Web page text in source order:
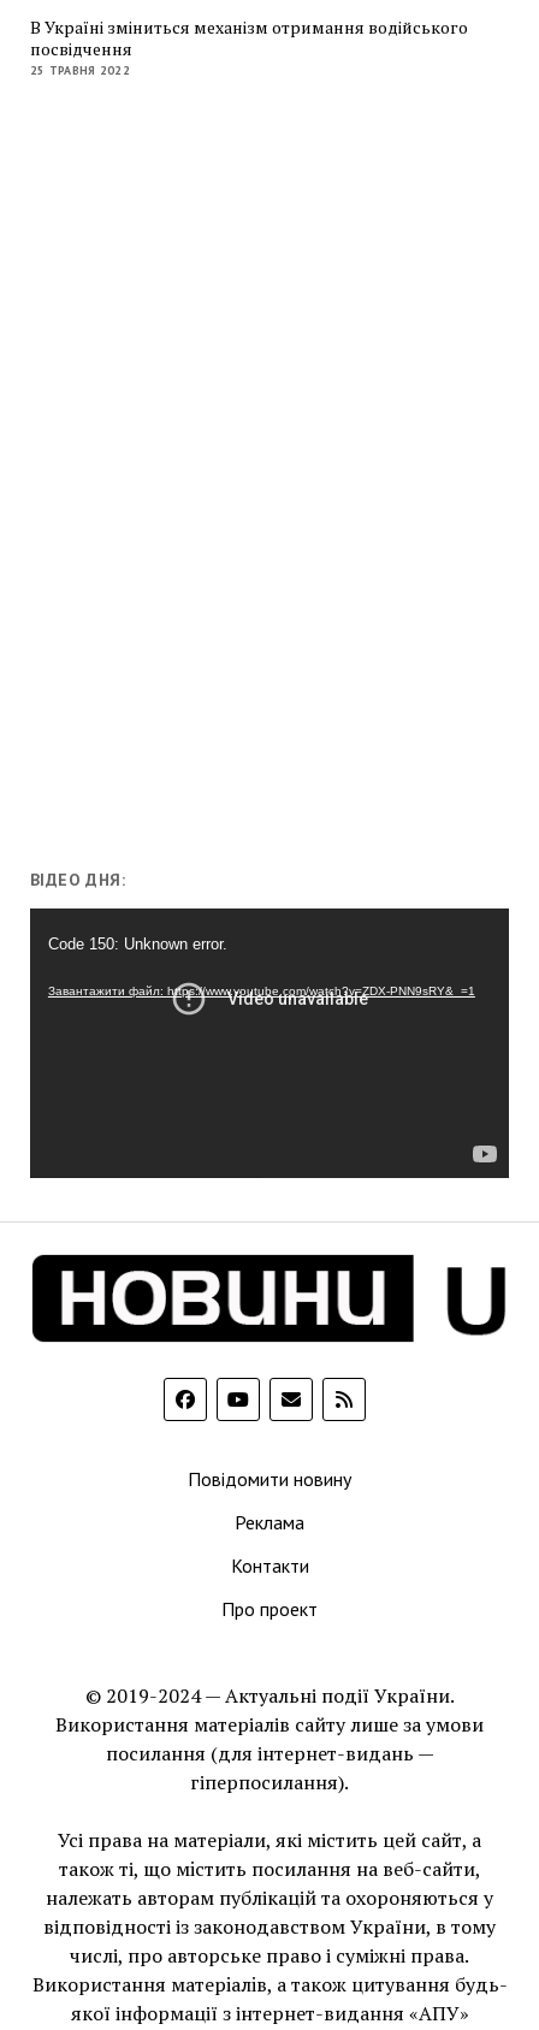
В Україні зміниться механізм отримання водійського
посвідчення
25 ТРАВНЯ 2022
ВІДЕО ДНЯ:
Code 150: Unknown error.
Завантажити файл: https://www.youtube.com/watch?v=ZDX-PNN9sRY&_=1
Повідомити новину
Реклама
Контакти
Про проект
© 2019-2024 — Актуальні події України.
Використання матеріалів сайту лише за умови
посилання (для інтернет-видань —
гіперпосилання).
Усі права на матеріали, які містить цей сайт, а
також ті, що мiстить посилання на веб-сайти,
належать авторам публікацій та охороняються у
відповідності із законодавством України, в тому
числі, про авторське право і суміжні права.
Використання матерiалiв, а також цитування будь-
якої інформації з інтернет-видання «АПУ»